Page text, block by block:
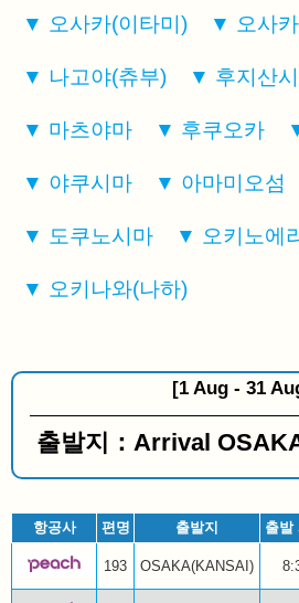
오사카(이타미) 오사
나고야(츄부) 후지산
마츠야마 후쿠오카
야쿠시마 아마미오섬
도쿠노시마 오키노에
오키나와(나하)
[1 Aug - 31
출발지：Arrival
항공사 편명 출발지 출발
193 OSAKA(KANSAI)